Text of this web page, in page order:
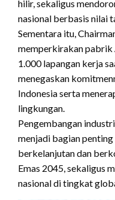
hilir, sekaligus
nasional berbasis nilai
Sementara itu,
memperkirakan pabrik
1.000 lapangan kerja
menegaskan
Indonesia serta
lingkungan.
Pengembangan
menjadi bagian
berkelanjutan dan
Emas 2045, sekaligus
nasional di tingkat